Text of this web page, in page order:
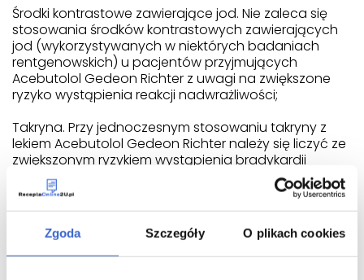
Zgoda Szczegóły O plikach cookies
Środki kontrastowe zawierające jod. Nie zaleca się
stosowania środków kontrastowych zawierających
jod (wykorzystywanych w niektórych badaniach
rentgenowskich) u pacjentów przyjmujących
Acebutolol Gedeon Richter z uwagi na zwiększone
ryzyko wystąpienia reakcji nadwrażliwości;
Takryna. Przy jednoczesnym stosowaniu takryny z
lekiem Acebutolol Gedeon Richter należy się liczyć ze
zwiększonym ryzykiem wystąpienia bradykardii
(zmniejszenia częstości rytmu serca);
Acebutolol Gedeon Richter
Lek Acebutolol Gedeon Richter jest stosowany w
leczeniu nadciśnienia tętniczego oraz choroby